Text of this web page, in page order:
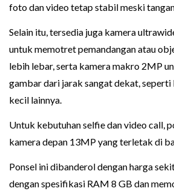
foto dan video tetap stabil meski
Selain itu, tersedia juga kamera
untuk memotret pemandangan atau
lebih lebar, serta kamera makro 2MP
gambar dari jarak sangat dekat, seperti
kecil lainnya.
Untuk kebutuhan selfie dan video call,
kamera depan 13MP yang terletak di
Ponsel ini dibanderol dengan harga
dengan spesifikasi RAM 8 GB dan